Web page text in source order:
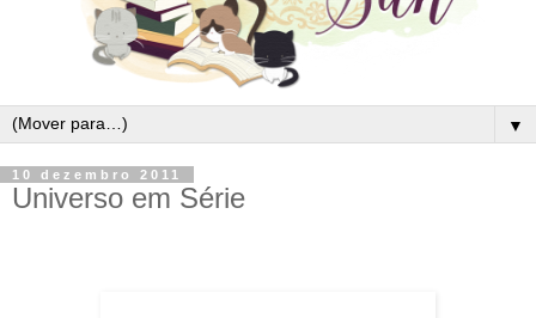
▼
10 dezembro 2011
Universo em Série